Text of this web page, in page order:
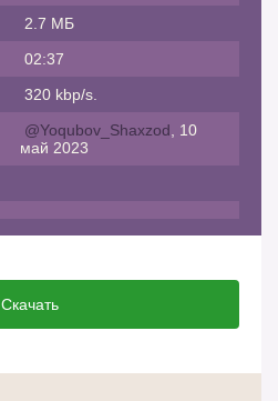
2.7 МБ
02:37
320 kbp/s.
@Yoqubov_Shaxzod , 10
май 2023
Скачать